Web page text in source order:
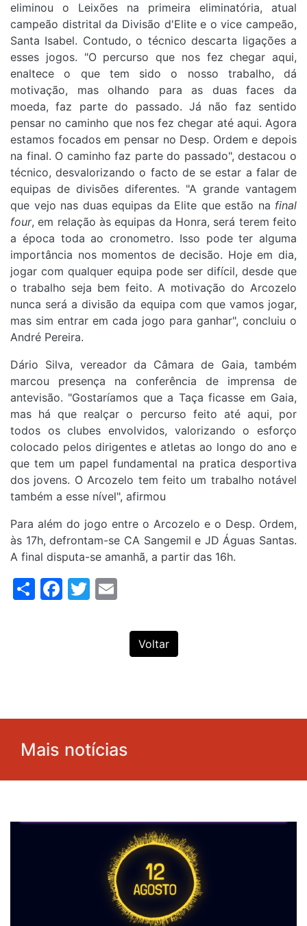
eliminou o Leixões na primeira eliminatória, atual
campeão distrital da Divisão d'Elite e o vice campeão,
Santa Isabel. Contudo, o técnico descarta ligações a
esses jogos. "O percurso que nos fez chegar aqui,
enaltece o que tem sido o nosso trabalho, dá
motivação, mas olhando para as duas faces da
moeda, faz parte do passado. Já não faz sentido
pensar no caminho que nos fez chegar até aqui. Agora
estamos focados em pensar no Desp. Ordem e depois
na final. O caminho faz parte do passado", destacou o
técnico, desvalorizando o facto de se estar a falar de
equipas de divisões diferentes. "A grande vantagem
que vejo nas duas equipas da Elite que estão na final
four, em relação às equipas da Honra, será terem feito
a época toda ao cronometro. Isso pode ter alguma
importância nos momentos de decisão. Hoje em dia,
jogar com qualquer equipa pode ser difícil, desde que
o trabalho seja bem feito. A motivação do Arcozelo
nunca será a divisão da equipa com que vamos jogar,
mas sim entrar em cada jogo para ganhar", concluiu o
André Pereira.
Dário Silva, vereador da Câmara de Gaia, também
marcou presença na conferência de imprensa de
antevisão. "Gostaríamos que a Taça ficasse em Gaia,
mas há que realçar o percurso feito até aqui, por
todos os clubes envolvidos, valorizando o esforço
colocado pelos dirigentes e atletas ao longo do ano e
que tem um papel fundamental na pratica desportiva
dos jovens. O Arcozelo tem feito um trabalho notável
também a esse nível", afirmou
Para além do jogo entre o Arcozelo e o Desp. Ordem,
às 17h, defrontam-se CA Sangemil e JD Águas Santas.
A final disputa-se amanhã, a partir das 16h.
ShareFacebook
Twitter
Voltar
Mais notícias